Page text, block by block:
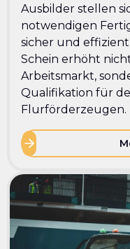
Ausbilder stellen
notwendigen
sicher und
Schein erhöht
Arbeitsmarkt,
Qualifikation für
Flurförderzeugen.